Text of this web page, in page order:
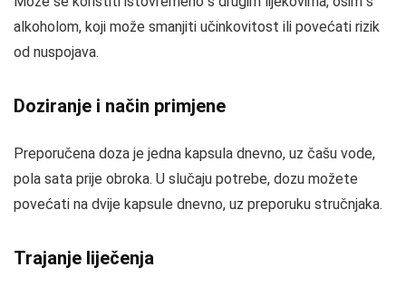
alkoholom, koji može smanjiti učinkovitost ili povećati rizik
od nuspojava.
Doziranje i način primjene
Preporučena doza je jedna kapsula dnevno, uz čašu vode,
pola sata prije obroka. U slučaju potrebe, dozu možete
povećati na dvije kapsule dnevno, uz preporuku stručnjaka.
Trajanje liječenja